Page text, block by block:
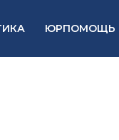
ЮРПОМОЩЬ